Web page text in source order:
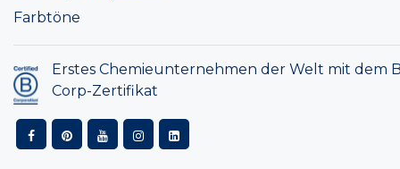
Farbtöne
Erstes Chemieunternehmen der Welt mit dem
Corp-Zertifikat